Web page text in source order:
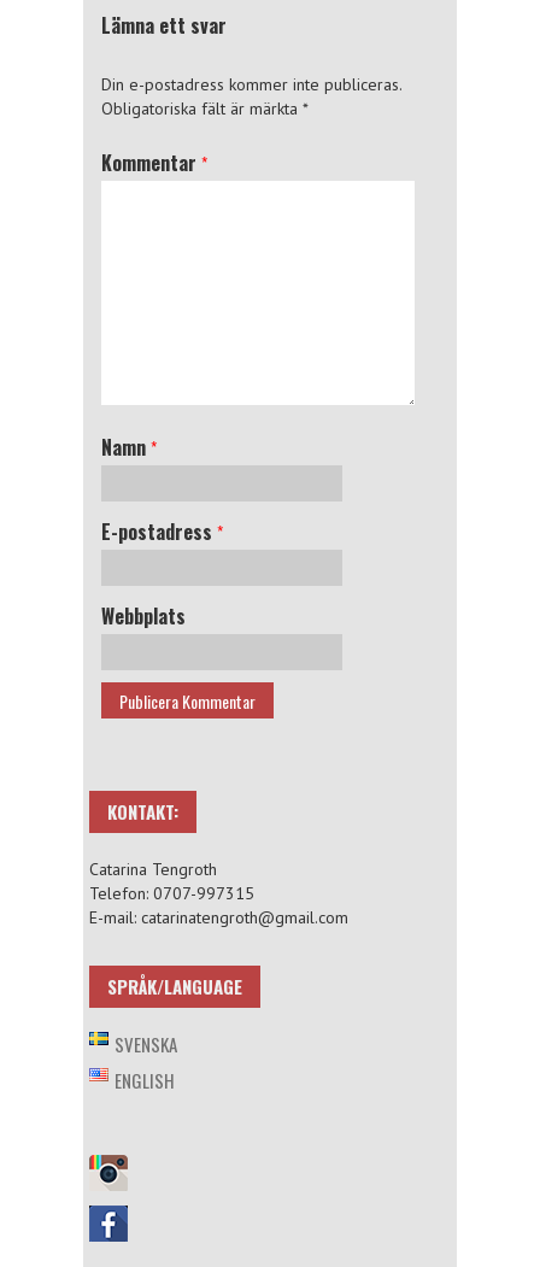
Lämna ett svar
Din e-postadress kommer inte publiceras.
Obligatoriska fält är märkta *
Kommentar *
Namn *
E-postadress *
Webbplats
KONTAKT:
Catarina Tengroth
Telefon: 0707-997315
E-mail: catarinatengroth@gmail.com
SPRÅK/LANGUAGE
SVENSKA
ENGLISH